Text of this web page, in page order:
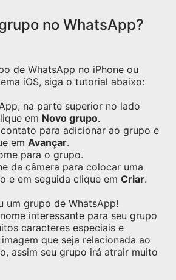
no WhatsApp?
de WhatsApp no iPhone ou
iOS, siga o tutorial abaixo:
na parte superior no lado
em Novo grupo.
para adicionar ao grupo e
em Avançar.
para o grupo.
da câmera para colocar uma
e em seguida clique em Criar.
um grupo de WhatsApp!
interessante para seu grupo
caracteres especiais e
que seja relacionada ao
assim seu grupo irá atrair muito